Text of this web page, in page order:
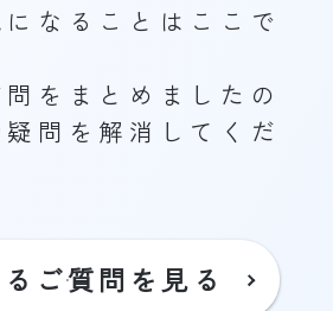
なることはここで
をまとめましたの
問を解消してくだ
ご質問を見る